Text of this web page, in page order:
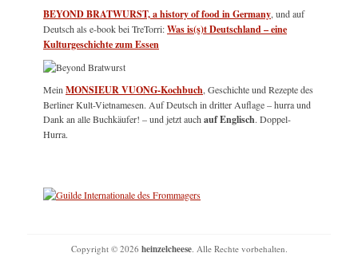
BEYOND BRATWURST, a history of food in Germany , und auf
Deutsch als e-book bei TreTorri:Was is(s)t Deutschland – eine
Kulturgeschichte zum Essen
Mein MONSIEUR VUONG-Kochbuch , Geschichte und Rezepte des
Berliner Kult-Vietnamesen. Auf Deutsch in dritter Auflage – hurra und
Dank an alle Buchkäufer! – und jetzt auch auf Englisch. Doppel-
Hurra.
Copyright © 2026 heinzelcheese. Alle Rechte vorbehalten.